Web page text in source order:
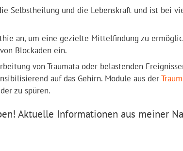
Selbstheilung und die Lebenskraft und ist bei
an, um eine gezielte Mittelfindung zu
Blockaden ein.
von Traumata oder belastenden
auf das Gehirn. Module aus der
zu spüren.
Aktuelle Informationen aus meiner